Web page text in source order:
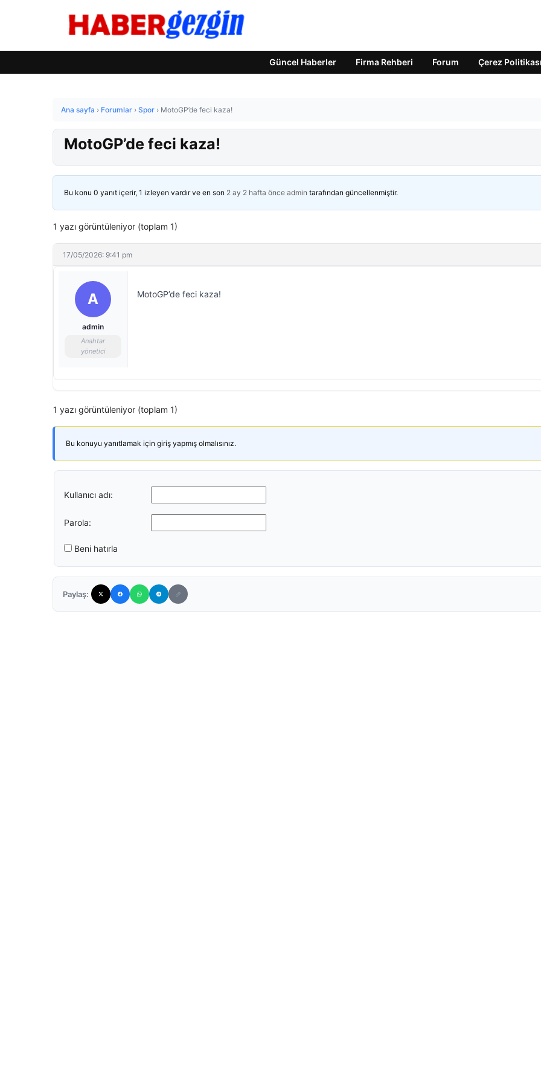
Güncel Haberler Firma Rehberi Forum Çerez Politikası
Ana sayfa › Forumlar › Spor › MotoGP’de feci kaza!
MotoGP’de feci kaza!
Bu konu 0 yanıt içerir, 1 izleyen vardır ve en son 2 ay 2 hafta önce admin tarafından güncellenmiştir.
1 yazı görüntüleniyor (toplam 1)
17/05/2026: 9:41 pm
A
admin
Anahtar
yönetici
MotoGP’de feci kaza!
1 yazı görüntüleniyor (toplam 1)
Bu konuyu yanıtlamak için giriş yapmış olmalısınız.
Kullanıcı adı:
Parola:
Beni hatırla
Paylaş: